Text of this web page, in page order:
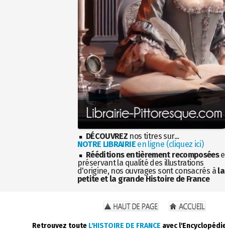
DÉCOUVREZ nos titres sur...
NOTRE LIBRAIRIEen ligne (cliquez ici)
Rééditions entièrement recomposées
préservant la qualité des illustrations
d'origine, nos ouvrages sont consacrés à la
petite et la grande Histoire de France
Retrouvez toute L'HISTOIRE DE FRANCE avec